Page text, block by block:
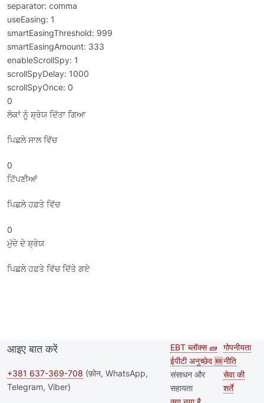
separator: comma
useEasing: 1
smartEasingThreshold: 999
smartEasingAmount: 333
enableScrollSpy: 1
scrollSpyDelay: 1000
scrollSpyOnce: 0
0
ਲੋਕਾਂ ਨੂੰ ਸ਼੍ਰੇਯ ਦਿੱਤਾ ਗਿਆ
ਪਿਛਲੇ ਸਾਲ ਵਿੱਚ
0
ਟਿੱਪਣੀਆਂ
ਪਿਛਲੇ ਹਫ਼ਤੇ ਵਿੱਚ
0
ਮੁੱਦੇ ਦੇ ਸ਼੍ਰੇਯ
ਪਿਛਲੇ ਹਫ਼ਤੇ ਵਿੱਚ ਦਿੱਤੇ ਗਏ
आइए बात करें
+381 637-369-708 (फ़ोन, WhatsApp,
Telegram, Viber)
Second
footer
menu
EBT ब्लॉक्स 🧱
ईपीटी अनुच्छेद 🆕
संसाधन और
सहायता
गोपनीयता
नीति
सेवा की
शर्तें